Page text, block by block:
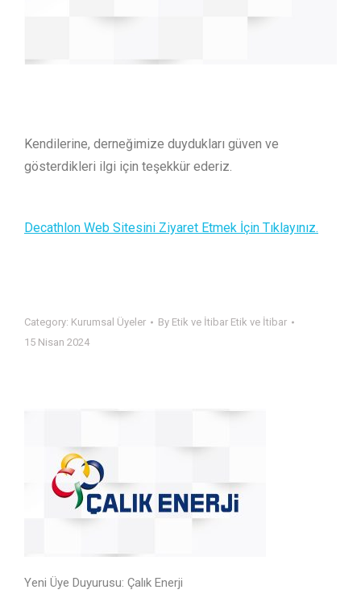
Kendilerine, derneğimize duydukları güven ve
gösterdikleri ilgi için teşekkür ederiz.
Decathlon Web Sitesini Ziyaret Etmek İçin Tıklayınız.
Category: Kurumsal Üyeler By Etik ve İtibar Etik ve İtibar
15 Nisan 2024
Yeni Üye Duyurusu: Çalık Enerji